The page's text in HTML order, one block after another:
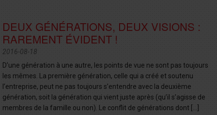
DEUX GÉNÉRATIONS, DEUX VISIONS :
RAREMENT ÉVIDENT !
2016-08-18
D’une génération à une autre, les points de vue ne sont pas toujours
les mêmes. La première génération, celle qui a créé et soutenu
l’entreprise, peut ne pas toujours s’entendre avec la deuxième
génération, soit la génération qui vient juste après (qu’il s’agisse de
membres de la famille ou non). Le conflit de générations dont […]